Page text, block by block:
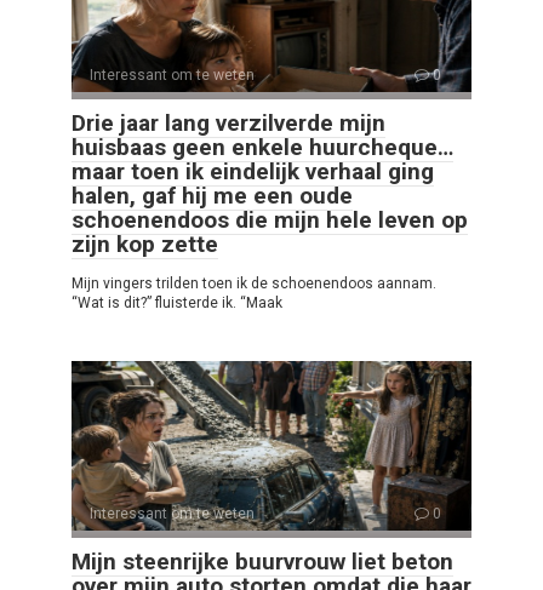
Interessant om te weten 0
Drie jaar lang verzilverde mijn
huisbaas geen enkele huurcheque…
maar toen ik eindelijk verhaal ging
halen, gaf hij me een oude
schoenendoos die mijn hele leven op
zijn kop zette
Mijn vingers trilden toen ik de schoenendoos aannam.
“Wat is dit?” fluisterde ik. “Maak
Interessant om te weten 0
Mijn steenrijke buurvrouw liet beton